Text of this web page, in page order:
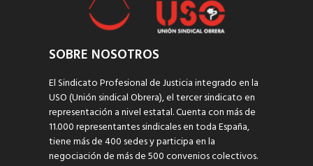
SOBRE NOSOTROS
El Sindicato Profesional de Justicia integrado en la
USO (Unión sindical Obrera), el tercer sindicato en
representación a nivel estatal. Cuenta con más de
11.000 representantes sindicales en toda España,
tiene más de 400 sedes y participa en la
negociación de más de 500 convenios colectivos.